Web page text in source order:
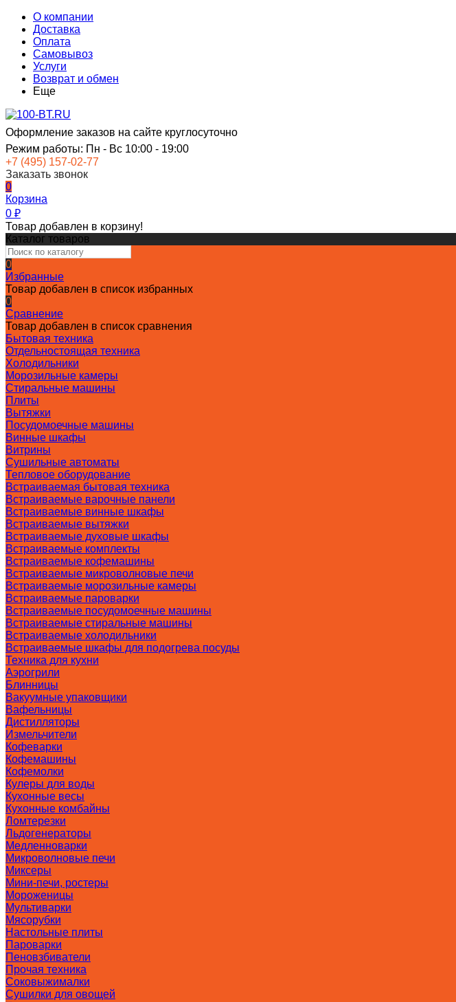
О компании
Доставка
Оплата
Самовывоз
Услуги
Возврат и обмен
Еще
Оформление заказов на сайте круглосуточно
Режим работы: Пн - Вс 10:00 - 19:00
+7 (495) 157-02-77
Заказать звонок
0
Корзина
0 ₽
Товар добавлен в корзину!
Каталог товаров
0
Избранные
Товар добавлен в список избранных
0
Сравнение
Товар добавлен в список сравнения
Бытовая техника
Отдельностоящая техника
Холодильники
Морозильные камеры
Стиральные машины
Плиты
Вытяжки
Посудомоечные машины
Винные шкафы
Витрины
Сушильные автоматы
Тепловое оборудование
Встраиваемая бытовая техника
Встраиваемые варочные панели
Встраиваемые винные шкафы
Встраиваемые вытяжки
Встраиваемые духовые шкафы
Встраиваемые комплекты
Встраиваемые кофемашины
Встраиваемые микроволновые печи
Встраиваемые морозильные камеры
Встраиваемые пароварки
Встраиваемые посудомоечные машины
Встраиваемые стиральные машины
Встраиваемые холодильники
Встраиваемые шкафы для подогрева посуды
Техника для кухни
Аэрогрили
Блинницы
Вакуумные упаковщики
Вафельницы
Дистилляторы
Измельчители
Кофеварки
Кофемашины
Кофемолки
Кулеры для воды
Кухонные весы
Кухонные комбайны
Ломтерезки
Льдогенераторы
Медленноварки
Микроволновые печи
Миксеры
Мини-печи, ростеры
Мороженицы
Мультиварки
Мясорубки
Настольные плиты
Пароварки
Пеновзбиватели
Прочая техника
Соковыжималки
Сушилки для овощей